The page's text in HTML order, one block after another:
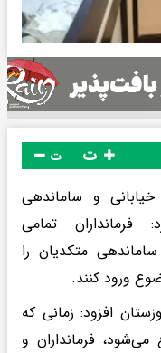
ت
و ساماندهی
فرمانداران تمامی
متکدیان را
ورود کنند.
افزود: زمانی که
می‌شود، فرمانداران و